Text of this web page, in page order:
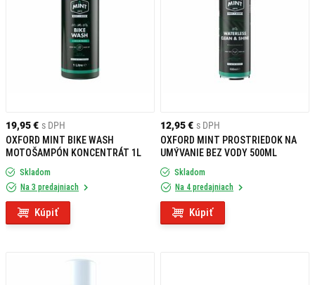
19,95 € s DPH
OXFORD MINT BIKE WASH
MOTOŠAMPÓN KONCENTRÁT 1L
Skladom
Na 3 predajniach
Kúpiť
12,95 € s DPH
OXFORD MINT PROSTRIEDOK NA
UMÝVANIE BEZ VODY 500ML
Skladom
Na 4 predajniach
Kúpiť